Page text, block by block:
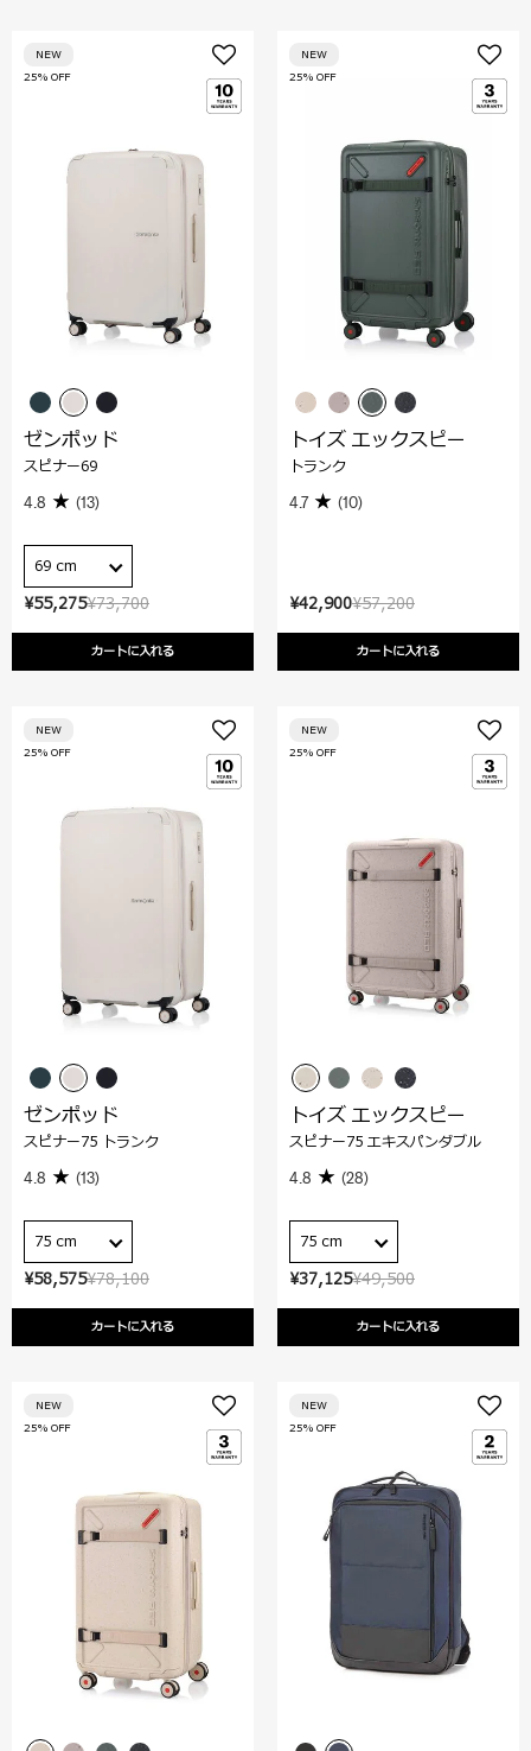
¥73,700
¥55,275
カートに入れる
25% OFF
NEW
ゼンポッド
スピナー69
4.8 (13)
69 cm
¥57,200
¥42,900
カートに入れる
25% OFF
NEW
トイズ エックスピー
トランク
4.7 (10)
¥78,100
¥58,575
カートに入れる
25% OFF
NEW
ゼンポッド
スピナー75 トランク
4.8 (13)
75 cm
¥49,500
¥37,125
カートに入れる
25% OFF
NEW
トイズ エックスピー
スピナー75 エキスパンダブル
4.8 (28)
75 cm
25% OFF
NEW
25% OFF
NEW